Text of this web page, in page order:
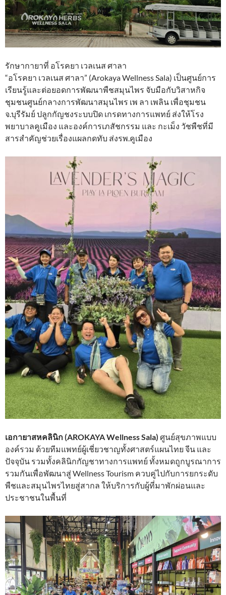
รักษากายาที่ อโรคยา เวลเนส ศาลา
“อโรคยา เวลเนส ศาลา” (Arokaya Wellness Sala) เป็นศูนย์การ
เรียนรู้และต่อยอดการพัฒนาพืชสมุนไพร จับมือกับวิสาหกิจ
ชุมชนศูนย์กลางการพัฒนาสมุนไพร เพ ลา เพลิน เพื่อชุมชน
จ.บุรีรัมย์ ปลูกกัญชงระบบปิด เกรดทางการแพทย์ ส่งให้โรง
พยาบาลคูเมือง และองค์การเภสัชกรรม และ กะเม็ง วัชพืชที่มี
สารสำคัญช่วยเรื่องแผลกดทับ ส่งรพ.คูเมือง
เอกายาสหคลินิก (AROKAYA Wellness Sala) ศูนย์สุขภาพแบบ
องค์รวม ด้วยทีมแพทย์ผู้เชี่ยวชาญทั้งศาสตร์แผนไทย จีน และ
ปัจจุบัน รวมทั้งคลินิกกัญชาทางการแพทย์ ทั้งหมดถูกบูรณาการ
รวมกันเพื่อพัฒนาสู่ Wellness Tourism ควบคู่ไปกับการยกระดับ
พืชและสมุนไพรไทยสู่สากล ให้บริการกับผู้ที่มาพักผ่อนและ
ประชาชนในพื้นที่